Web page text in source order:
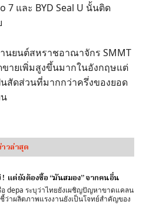
7 และ BYD Seal U นั้นติด
นยนต์สหราชอาณาจักร SMMT
ายเพิ่มสูงขึ้นมากในอังกฤษแต่
สัดส่วนที่มากกว่าครึ่งของยอด
วล่าสุด
! แต่ยังต้องซื้อ “มันสมอง” จากคนอื่น
อ depa ระบุว่าไทยยังเผชิญปัญหาขาดแคลน
าผลิตภาพแรงงานยังเป็นโจทย์สำคัญของ